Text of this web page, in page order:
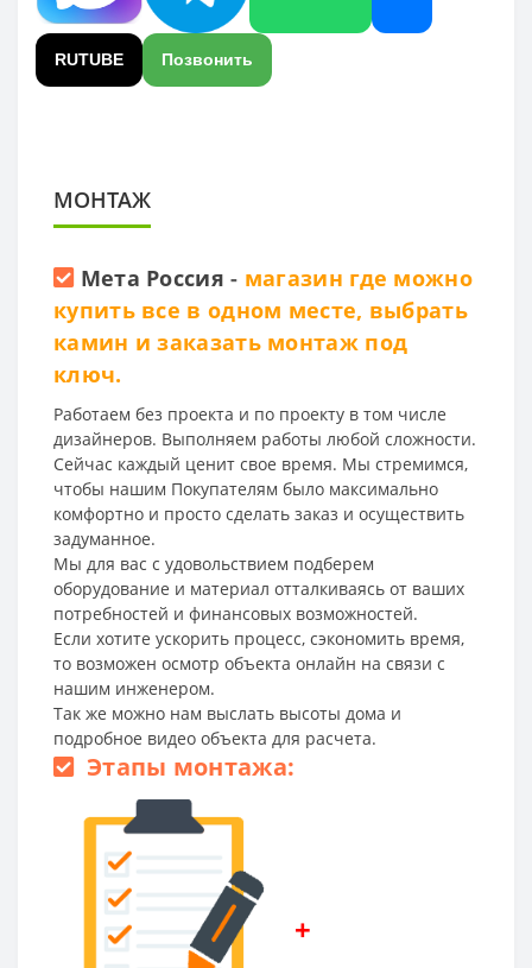
RUTUBE Позвонить
МОНТАЖ
Мета Россия - магазин где можно
купить все в одном месте, выбрать
камин и заказать монтаж под
ключ.
Работаем без проекта и по проекту в том числе
дизайнеров. Выполняем работы любой сложности.
Сейчас каждый ценит свое время. Мы стремимся,
чтобы нашим Покупателям было максимально
комфортно и просто сделать заказ и осуществить
задуманное.
Мы для вас с удовольствием подберем
оборудование и материал отталкиваясь от ваших
потребностей и финансовых возможностей.
Если хотите ускорить процесс, сэкономить время,
то возможен осмотр объекта онлайн на связи с
нашим инженером.
Так же можно нам выслать высоты дома и
подробное видео объекта для расчета.
Этапы монтажа:
+